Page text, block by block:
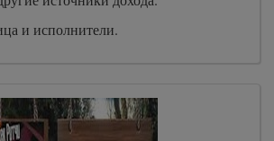
и исполнители.